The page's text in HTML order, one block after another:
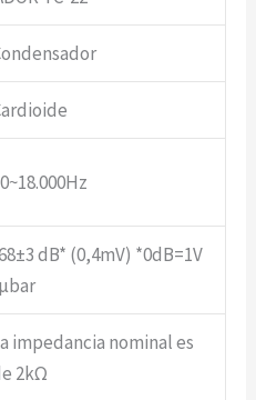
dB* (0,4mV) *0dB=1V
impedancia nominal es
2kΩ